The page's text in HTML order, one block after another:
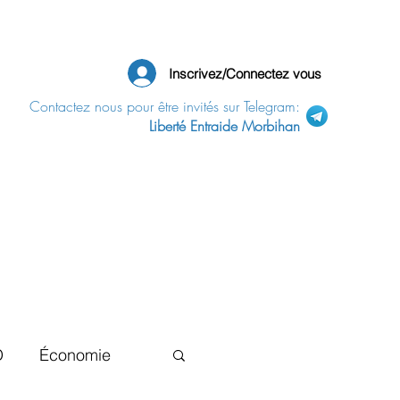
Inscrivez/Connectez vous
Contactez nous pour être invités sur Telegram:
Liberté Entraide Morbihan
Économie